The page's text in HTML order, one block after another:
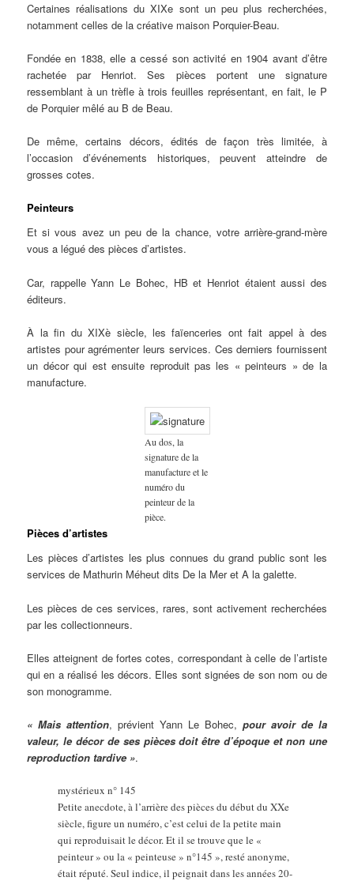
Certaines réalisations du XIXe sont un peu plus recherchées,
notamment celles de la créative maison Porquier-Beau.
Fondée en 1838, elle a cessé son activité en 1904 avant d’être
rachetée par Henriot. Ses pièces portent une signature
ressemblant à un trèfle à trois feuilles représentant, en fait, le P
de Porquier mêlé au B de Beau.
De même, certains décors, édités de façon très limitée, à
l’occasion d’événements historiques, peuvent atteindre de
grosses cotes.
Peinteurs
Et si vous avez un peu de la chance, votre arrière-grand-mère
vous a légué des pièces d’artistes.
Car, rappelle Yann Le Bohec, HB et Henriot étaient aussi des
éditeurs.
À la fin du XIXè siècle, les faïenceries ont fait appel à des
artistes pour agrémenter leurs services. Ces derniers fournissent
un décor qui est ensuite reproduit pas les « peinteurs » de la
manufacture.
Au dos, la
signature de la
manufacture et le
numéro du
peinteur de la
pièce.
Pièces d’artistes
Les pièces d’artistes les plus connues du grand public sont les
services de Mathurin Méheut dits De la Mer et A la galette.
Les pièces de ces services, rares, sont activement recherchées
par les collectionneurs.
Elles atteignent de fortes cotes, correspondant à celle de l’artiste
qui en a réalisé les décors. Elles sont signées de son nom ou de
son monogramme.
« Mais attention, prévient Yann Le Bohec, pour avoir de la
valeur, le décor de ses pièces doit être d’époque et non une
reproduction tardive ».
mystérieux n° 145
Petite anecdote, à l’arrière des pièces du début du XXe
siècle, figure un numéro, c’est celui de la petite main
qui reproduisait le décor. Et il se trouve que le «
peinteur » ou la « peinteuse » n°145 », resté anonyme,
était réputé. Seul indice, il peignait dans les années 20-